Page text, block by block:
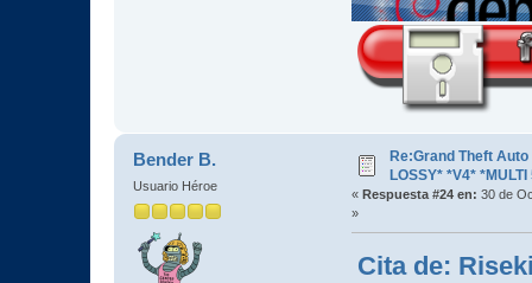
Bender B.
Usuario Héroe
Re:Grand Theft
LOSSY* *V4*
« Respuesta #24 en: 30 de
»
Cita de: